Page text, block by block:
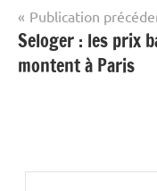
Navigation
de
l’article
Publication
Seloger : les prix
montent à Paris